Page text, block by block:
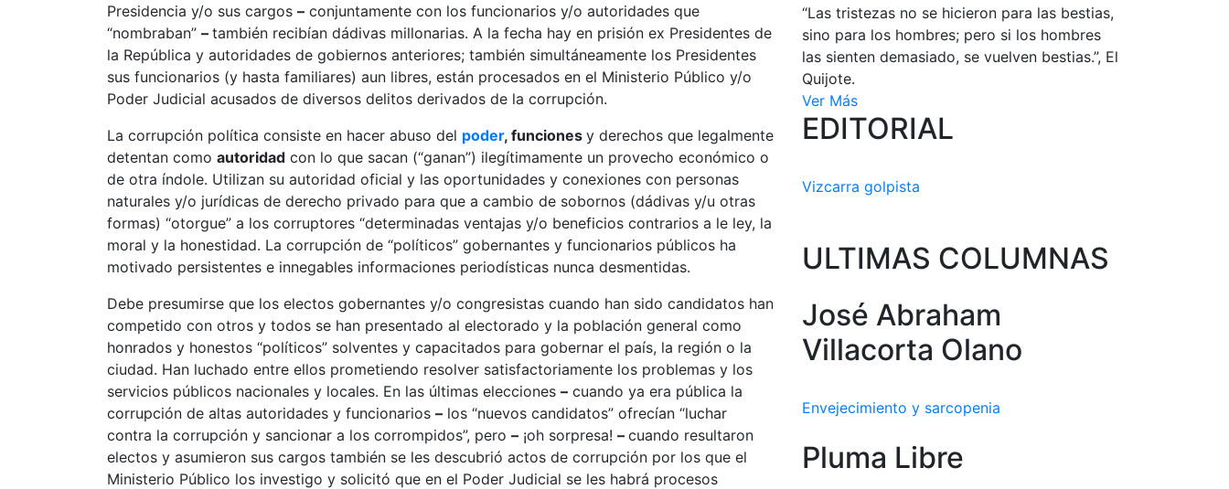
Presidencia y/o sus cargos – conjuntamente con los funcionarios y/o autoridades que
“nombraban” – también recibían dádivas millonarias. A la fecha hay en prisión ex Presidentes de
la República y autoridades de gobiernos anteriores; también simultáneamente los Presidentes
sus funcionarios (y hasta familiares) aun libres, están procesados en el Ministerio Público y/o
Poder Judicial acusados de diversos delitos derivados de la corrupción.
La corrupción política consiste en hacer abuso del poder, funciones y derechos que legalmente
detentan como autoridad con lo que sacan (“ganan”) ilegítimamente un provecho económico o
de otra índole. Utilizan su autoridad oficial y las oportunidades y conexiones con personas
naturales y/o jurídicas de derecho privado para que a cambio de sobornos (dádivas y/u otras
formas) “otorgue” a los corruptores “determinadas ventajas y/o beneficios contrarios a le ley, la
moral y la honestidad. La corrupción de “políticos” gobernantes y funcionarios públicos ha
motivado persistentes e innegables informaciones periodísticas nunca desmentidas.
Debe presumirse que los electos gobernantes y/o congresistas cuando han sido candidatos han
competido con otros y todos se han presentado al electorado y la población general como
honrados y honestos “políticos” solventes y capacitados para gobernar el país, la región o la
ciudad. Han luchado entre ellos prometiendo resolver satisfactoriamente los problemas y los
servicios públicos nacionales y locales. En las últimas elecciones – cuando ya era pública la
corrupción de altas autoridades y funcionarios – los “nuevos candidatos” ofrecían “luchar
contra la corrupción y sancionar a los corrompidos”, pero – ¡oh sorpresa! – cuando resultaron
electos y asumieron sus cargos también se les descubrió actos de corrupción por los que el
Ministerio Público los investigo y solicitó que en el Poder Judicial se les habrá procesos
“Las tristezas no se hicieron para las bestias,
sino para los hombres; pero si los hombres
las sienten demasiado, se vuelven bestias.”, El
Quijote.
Ver Más
EDITORIAL
Vizcarra golpista
ULTIMAS COLUMNAS
José Abraham
Villacorta Olano
Envejecimiento y sarcopenia
Pluma Libre